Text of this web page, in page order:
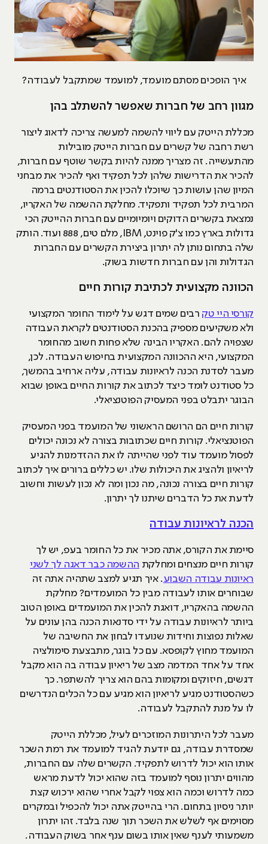
איך הופכים מסתם מועמד, למועמד שמתקבל לעבודה?
מגוון רחב של חברות שאפשר להשתלב בהן
מכללת הייטק עם ליווי להשמה למעשה צריכה לדאוג ליצור
רשת רחבה של קשרים עם חברות הייטק מובילות
מהתעשייה. זה מצריך ממנה להיות בקשר שוטף עם חברות,
להכיר את הדרישות שלהן לכל תפקיד ואף להכיר את מבחני
המיון שהן עושות כך שיוכלו להכין את הסטודנטים ברמה
המרבית לכל תפקיד ותפקיד. מחלקת ההשמה של האקריו,
נמצאת בקשרים הדוקים ויומיומיים עם חברות ההייטק הכי
גדולות בארץ כמו צ'ק פוינט, IBM, מלם טים, 888 ועוד. הותק
שלה בתחום נותן לה יתרון ביצירת הקשרים עם החברות
הגדולות והן עם חברות חדשות בשוק.
הכוונה מקצועית לכתיבת קורות חיים
קורסי היי טק רבים שמים דגש על לימוד החומר המקצועי
ולא משקיעים מספיק בהכנת הסטודנטים לקראת העבודה
שצפויה להם. האקריו הבינה שלא פחות חשוב מהחומר
המקצועי, היא ההכוונה המקצועית בחיפוש העבודה. לכן,
מעבר לסדנת הכנה לראיונות עבודה, עליה ארחיב בהמשך,
כל סטודנט לומד כיצד לכתוב את קורות החיים באופן שבוא
הבוגר יתבלט בפני המעסיק הפוטנציאלי.
קורות חיים הם הרושם הראשוני של המועמד בפני המעסיק
הפוטנציאלי. קורות חיים שכתובות בצורה לא נכונה יכולים
לפסול מועמד עוד לפני שהייתה לו את ההזדמנות להגיע
לריאיון ולהציג את היכולות שלו. יש כללים ברורים איך לכתוב
קורות חיים בצורה נכונה, מה נכון ומה לא נכון לעשות וחשוב
לדעת את כל הדברים שיתנו לך יתרון.
הכנה לראיונות עבודה
סיימת את הקורס, אתה מכיר את כל החומר בעפ, יש לך
קורות חיים מנצחים ומחלקת ההשמה כבר דאגה לך לשני
ראיונות עבודה השבוע. איך תגיע למצב שתהיה אתה זה
שבוחרים אותו לעבודה מבין כל המועמדים? מחלקת
ההשמה בהאקריו, דואגת להכין את המועמדים באופן הטוב
ביותר לראיונות עבודה על ידי סדנאות הכנה בהן עונים על
שאלות נפוצות וחידות שנועדו לבחון את החשיבה של
המועמד מחוץ לקופסא. עם כל בוגר, מתבצעת סימולציה
אחד על אחד המדמה מצב של ריאיון עבודה בה הוא מקבל
דגשים, חיזוקים ומקומות בהם הוא צריך להשתפר. כך
כשהסטודנט מגיע לריאיון הוא מגיע עם כל הכלים הנדרשים
לו על מנת להתקבל לעבודה.
מעבר לכל היתרונות המוזכרים לעיל, מכללת הייטק
שמסדרת עבודה, גם יודעת להגיד למועמד את רמת השכר
אותו הוא יכול לדרוש לתפקיד. הקשרים שלה עם החברות,
מהווים יתרון נוסף למועמד בזה שהוא יכול לדעת מראש
כמה לדרוש וכמה הוא צפוי לקבל אחרי שהוא ירכוש קצת
יותר ניסיון בתחום. הרי בהייטק אתה יכול להכפיל ובמקרים
מסוימים אף לשלש את השכר תוך שנה בלבד. זהו יתרון
משמעותי לענף שאין אותו בשום ענף אחר בשוק העבודה.